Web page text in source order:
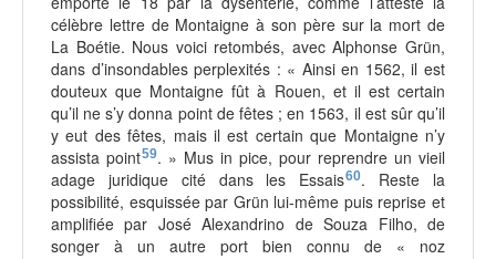
célèbre lettre de Montaigne à son père sur la mort de
La Boétie. Nous voici retombés, avec Alphonse Grün,
dans d’insondables perplexités : « Ainsi en 1562, il est
douteux que Montaigne fût à Rouen, et il est certain
qu’il ne s’y donna point de fêtes ; en 1563, il est sûr qu’il
y eut des fêtes, mais il est certain que Montaigne n’y
assista point59. » Mus in pice, pour reprendre un vieil
adage juridique cité dans les Essais60. Reste la
possibilité, esquissée par Grün lui-même puis reprise et
amplifiée par José Alexandrino de Souza Filho, de
songer à un autre port bien connu de « noz